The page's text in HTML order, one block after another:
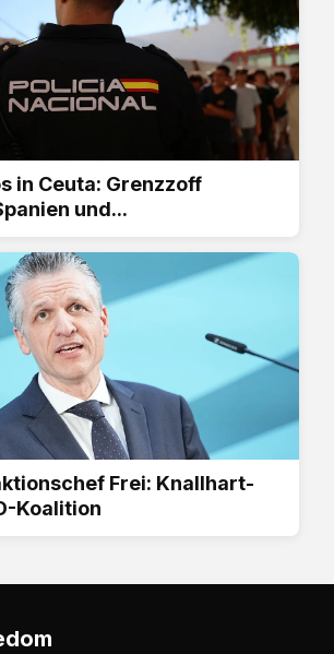
in Ceuta: Grenzzoff
und...
Frei: Knallhart-
Koalition